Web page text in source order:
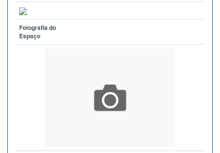
Fotografia do
Espaço